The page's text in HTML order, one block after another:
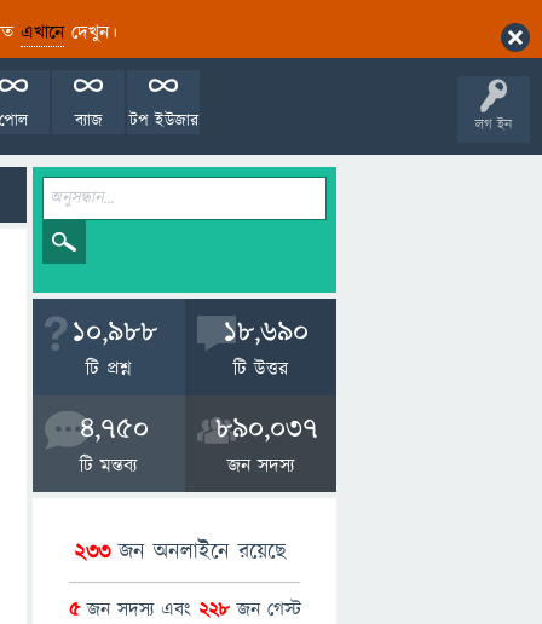
এখানেদেখুন।
লগ ইন
টপ ইউজার
ব্যাজ
পোল
10,988
টি প্রশ্ন
18,690
টি উত্তর
4,750
টি মন্তব্য
890,037
জন সদস্য
233জন অনলাইনে রয়েছে
5জন সদস্য এবং 228জন গেস্ট